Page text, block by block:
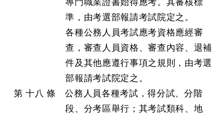
專門職業證書始得應考。其審核標
準，由考選部報請考試院定之。
各種公務人員考試應考資格應經審
查，審查人員資格、審查內容、退補
件及其他應遵行事項之規則，由考選
部報請考試院定之。
第 十八 條 公務人員各種考試，得分試、分階
段、分考區舉行；其考試類科、地